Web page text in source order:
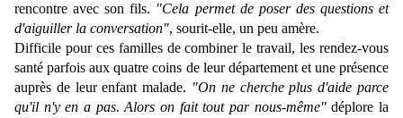
rencontre avec son fils. "Cela permet de poser des questions et
d'aiguiller la conversation", sourit-elle, un peu amère.
Difficile pour ces familles de combiner le travail, les rendez-vous
santé parfois aux quatre coins de leur département et une présence
auprès de leur enfant malade. "On ne cherche plus d'aide parce
qu'il n'y en a pas. Alors on fait tout par nous-même"déplore la